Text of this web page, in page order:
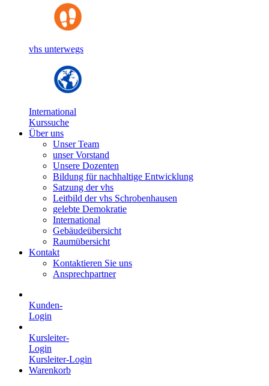
vhs unterwegs
International
Kurssuche
Über uns
Unser Team
unser Vorstand
Unsere Dozenten
Bildung für nachhaltige Entwicklung
Satzung der vhs
Leitbild der vhs Schrobenhausen
gelebte Demokratie
International
Gebäudeübersicht
Raumübersicht
Kontakt
Kontaktieren Sie uns
Ansprechpartner
Kunden-
Login
Kursleiter-
Login
Kursleiter-Login
Warenkorb